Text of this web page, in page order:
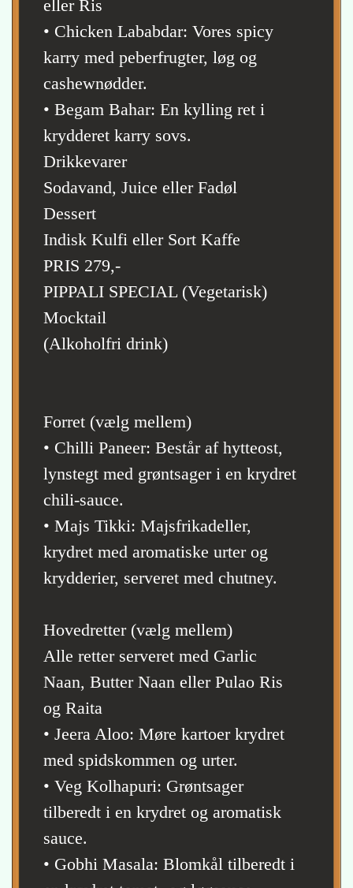
eller Ris
• Chicken Lababdar: Vores spicy
karry med peberfrugter, løg og
cashewnødder.
• Begam Bahar: En kylling ret i
krydderet karry sovs.
Drikkevarer
Sodavand, Juice eller Fadøl
Dessert
Indisk Kulfi eller Sort Kaffe
PRIS 279,-
PIPPALI SPECIAL (Vegetarisk)
Mocktail
(Alkoholfri drink)
Forret (vælg mellem)
• Chilli Paneer: Består af hytteost,
lynstegt med grøntsager i en krydret
chili-sauce.
• Majs Tikki: Majsfrikadeller,
krydret med aromatiske urter og
krydderier, serveret med chutney.
Hovedretter (vælg mellem)
Alle retter serveret med Garlic
Naan, Butter Naan eller Pulao Ris
og Raita
• Jeera Aloo: Møre kartoer krydret
med spidskommen og urter.
• Veg Kolhapuri: Grøntsager
tilberedt i en krydret og aromatisk
sauce.
• Gobhi Masala: Blomkål tilberedt i